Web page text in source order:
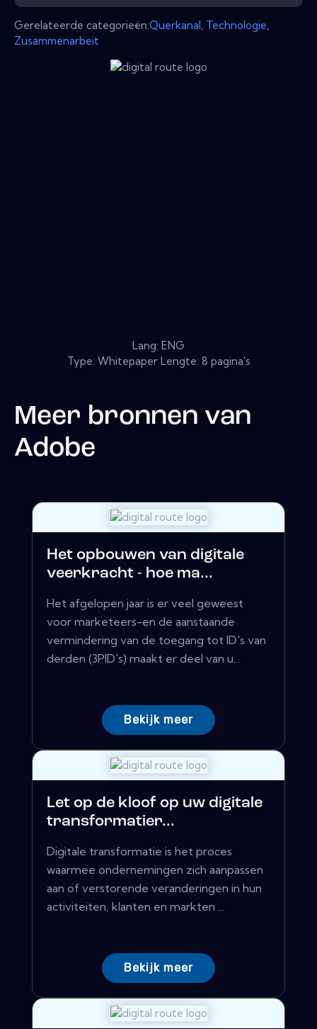
Gerelateerde categorieën:Querkanal Technologie
Zusammenarbeit
Lang: ENG
Type: Whitepaper Lengte: 8 pagina's
Meer bronnen van
Adobe
Het opbouwen van digitale
veerkracht - hoe ma...
Het afgelopen jaar is er veel geweest
voor marketeers-en de aanstaande
vermindering van de toegang tot ID's van
derden (3PID's) maakt er deel van u...
Bekijk meer
Let op de kloof op uw digitale
transformatier...
Digitale transformatie is het proces
waarmee ondernemingen zich aanpassen
aan of verstorende veranderingen in hun
activiteiten, klanten en markten ...
Bekijk meer